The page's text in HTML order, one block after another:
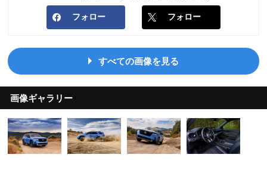
フォロー フォロー
すべての画像を見る
画像ギャラリー